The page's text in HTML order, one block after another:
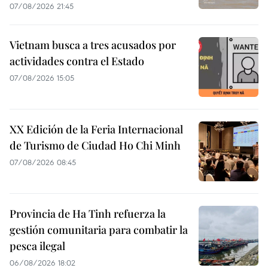
07/08/2026 21:45
Vietnam busca a tres acusados por
actividades contra el Estado
07/08/2026 15:05
XX Edición de la Feria Internacional
de Turismo de Ciudad Ho Chi Minh
07/08/2026 08:45
Provincia de Ha Tinh refuerza la
gestión comunitaria para combatir la
pesca ilegal
06/08/2026 18:02